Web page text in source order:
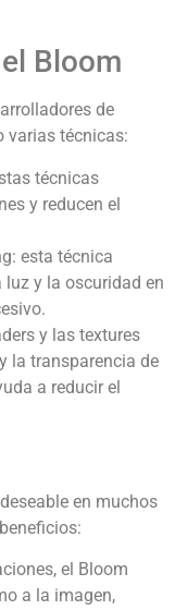
Bloom
de
varias técnicas:
técnicas
y reducen el
esta técnica
y la oscuridad en
y las textures
la transparencia de
a reducir el
en muchos
el Bloom
a la imagen,